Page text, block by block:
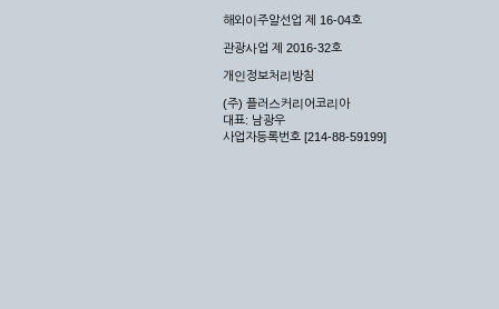
해외이주알선업 제 16-04호
관광사업 제 2016-32호
개인정보처리방침
(주) 플러스커리어코리아
대표: 남광우
사업자등록번호 [214-88-59199]